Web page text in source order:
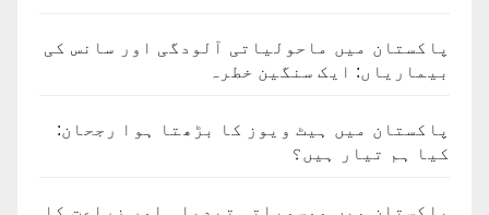
پاکستان میں ماحولیاتی آلودگی اور سانس کی
بیماریاں: ایک سنگین خطرہ
پاکستان میں ہیٹ ویوز کا بڑھتا ہوا رجحان:
کیا ہم تیار ہیں؟
پاکستان میں موسمیاتی تبدیلی اور زراعت کا